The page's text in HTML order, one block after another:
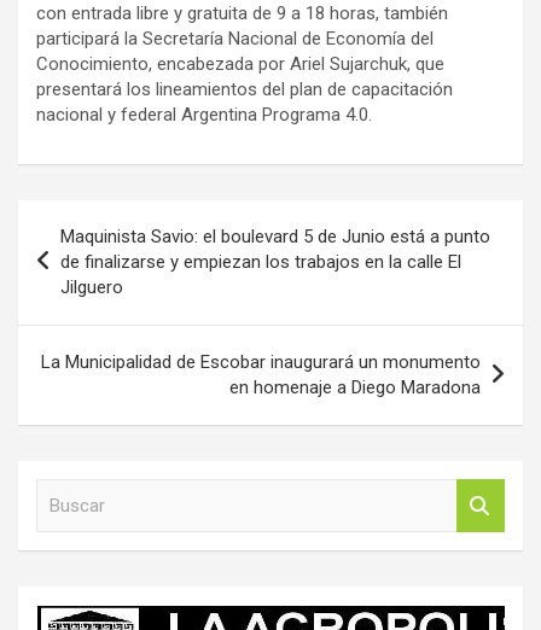
con entrada libre y gratuita de 9 a 18 horas, también
participará la Secretaría Nacional de Economía del
Conocimiento, encabezada por Ariel Sujarchuk, que
presentará los lineamientos del plan de capacitación
nacional y federal Argentina Programa 4.0.
de
entradas
Maquinista Savio: el boulevard 5 de Junio está a punto
de finalizarse y empiezan los trabajos en la calle El
Jilguero
La Municipalidad de Escobar inaugurará un monumento
en homenaje a Diego Maradona
r